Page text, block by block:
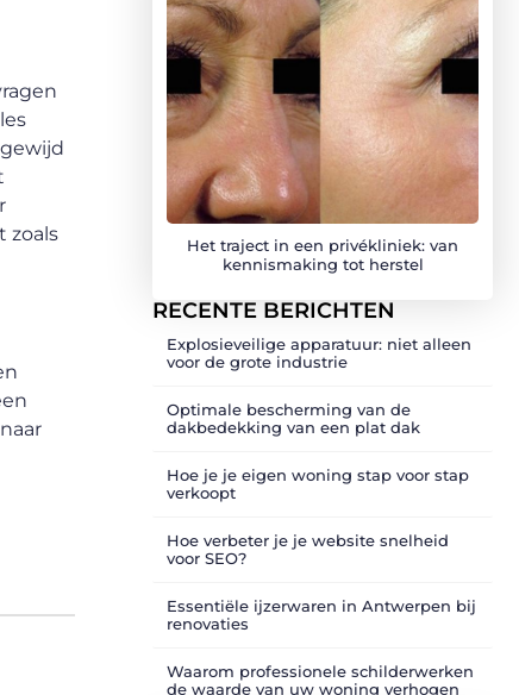
zoals
Het traject in een privékliniek: van
kennismaking tot herstel
RECENTE BERICHTEN
Explosieveilige apparatuur: niet alleen
voor de grote industrie
Optimale bescherming van de
dakbedekking van een plat dak
Hoe je je eigen woning stap voor stap
verkoopt
Hoe verbeter je je website snelheid
voor SEO?
Essentiële ijzerwaren in Antwerpen bij
renovaties
Waarom professionele schilderwerken
de waarde van uw woning verhogen